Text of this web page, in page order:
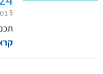
5 במרץ 2024